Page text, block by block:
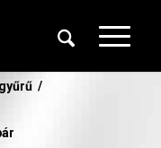
/